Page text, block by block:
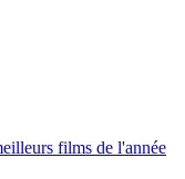
films de l'année